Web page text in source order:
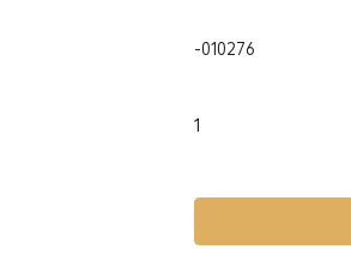
010276-
1